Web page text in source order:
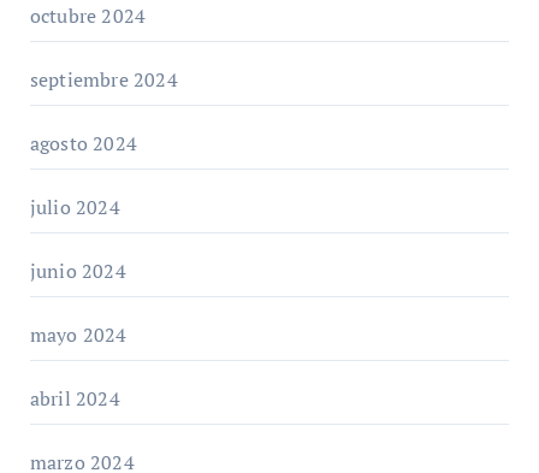
octubre 2024
septiembre 2024
agosto 2024
julio 2024
junio 2024
mayo 2024
abril 2024
marzo 2024